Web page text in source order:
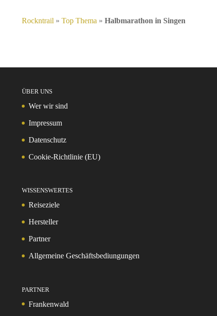
Rockntrail » Top Thema » Halbmarathon in Singen
ÜBER UNS
Wer wir sind
Impressum
Datenschutz
Cookie-Richtlinie (EU)
WISSENSWERTES
Reiseziele
Hersteller
Partner
Allgemeine Geschäftsbediungungen
PARTNER
Frankenwald